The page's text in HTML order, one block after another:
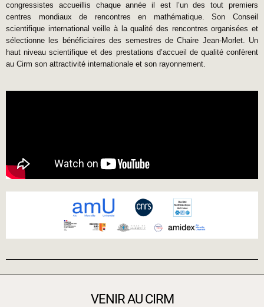
congressistes accueillis chaque année il est l’un des tout premiers
centres mondiaux de rencontres en mathématique. Son Conseil
scientifique international veille à la qualité des rencontres organisées et
sélectionne les bénéficiaires des semestres de Chaire Jean-Morlet. Un
haut niveau scientifique et des prestations d’accueil de qualité confèrent
au Cirm son attractivité internationale et son rayonnement.
VENIR AU CIRM